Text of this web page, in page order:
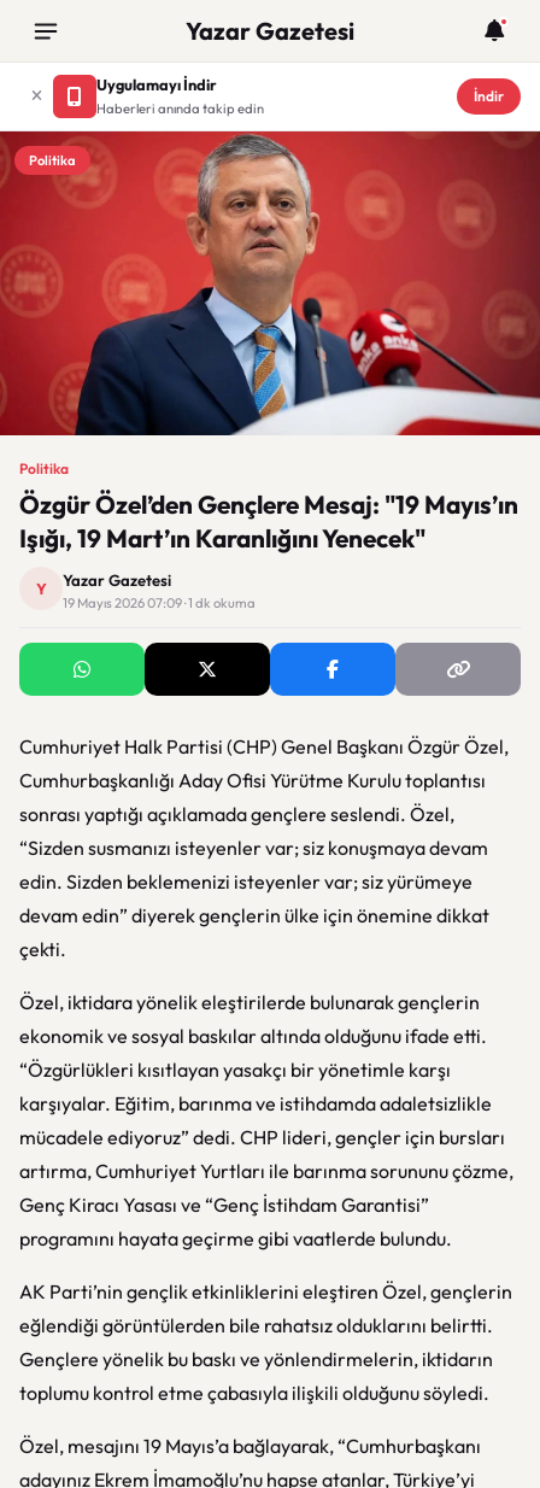
Yazar Gazetesi
Uygulamayı İndir
Haberleri anında takip edin
İndir
Politika
Politika
Özgür Özel’den Gençlere Mesaj: "19 Mayıs’ın
Işığı, 19 Mart’ın Karanlığını Yenecek"
Y Yazar Gazetesi
19 Mayıs 2026 07:09 · 1 dk okuma
Cumhuriyet Halk Partisi (CHP) Genel Başkanı Özgür Özel,
Cumhurbaşkanlığı Aday Ofisi Yürütme Kurulu toplantısı
sonrası yaptığı açıklamada gençlere seslendi. Özel,
“Sizden susmanızı isteyenler var; siz konuşmaya devam
edin. Sizden beklemenizi isteyenler var; siz yürümeye
devam edin” diyerek gençlerin ülke için önemine dikkat
çekti.
Özel, iktidara yönelik eleştirilerde bulunarak gençlerin
ekonomik ve sosyal baskılar altında olduğunu ifade etti.
“Özgürlükleri kısıtlayan yasakçı bir yönetimle karşı
karşıyalar. Eğitim, barınma ve istihdamda adaletsizlikle
mücadele ediyoruz” dedi. CHP lideri, gençler için bursları
artırma, Cumhuriyet Yurtları ile barınma sorununu çözme,
Genç Kiracı Yasası ve “Genç İstihdam Garantisi”
programını hayata geçirme gibi vaatlerde bulundu.
AK Parti’nin gençlik etkinliklerini eleştiren Özel, gençlerin
eğlendiği görüntülerden bile rahatsız olduklarını belirtti.
Gençlere yönelik bu baskı ve yönlendirmelerin, iktidarın
toplumu kontrol etme çabasıyla ilişkili olduğunu söyledi.
Özel, mesajını 19 Mayıs’a bağlayarak, “Cumhurbaşkanı
adayınız Ekrem İmamoğlu’nu hapse atanlar, Türkiye’yi